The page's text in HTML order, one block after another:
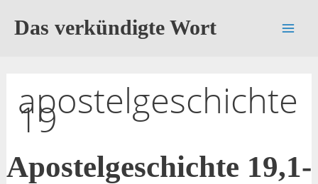
InhaltDas verkündigte Wort
apostelgeschichte
19
Apostelgeschichte 19,1-